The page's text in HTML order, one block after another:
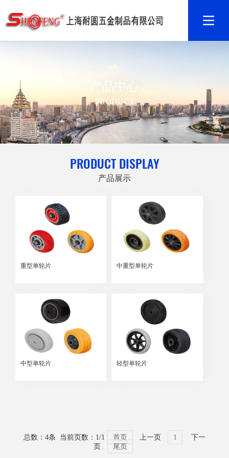
产品中心
PRODUCT
PRODUCT DISPLAY
产品展示
重型单轮片 中重型单轮片
中型单轮片 轻型单轮片
总数：4条 当前页数： 1/1 首页 上一页 1
下一
页
尾页